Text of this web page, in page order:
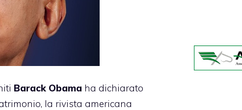
Barack Obama ha dichiarato
la rivista americana